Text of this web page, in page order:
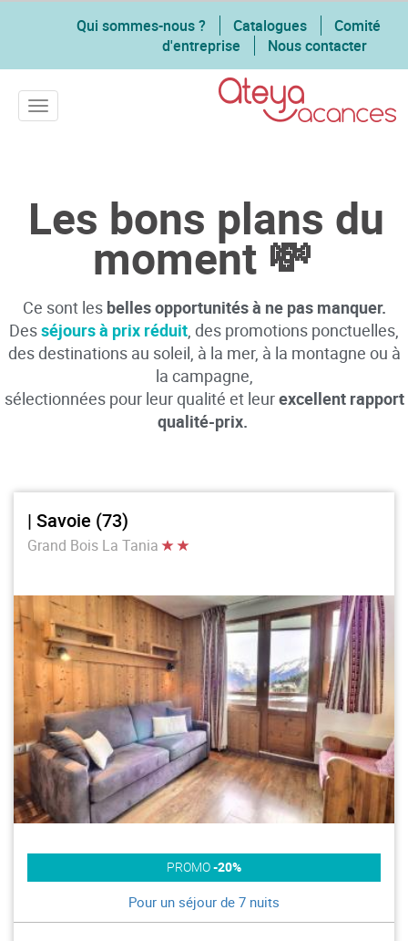
Qui sommes-nous ? Catalogues
Comité
d'entreprise
Nous contacter
Toggle navigation
Les bons plans du
moment 💸
Ce sont les belles opportunités à ne pas manquer.
Desséjours à prix réduit, des promotions ponctuelles,
des destinations au soleil, à la mer, à la montagne ou à
la campagne,
sélectionnées pour leur qualité et leurexcellent rapport
qualité-prix.
| Savoie (73)
Grand Bois La Tania
PROMO-20%
Pour un séjour de 7 nuits